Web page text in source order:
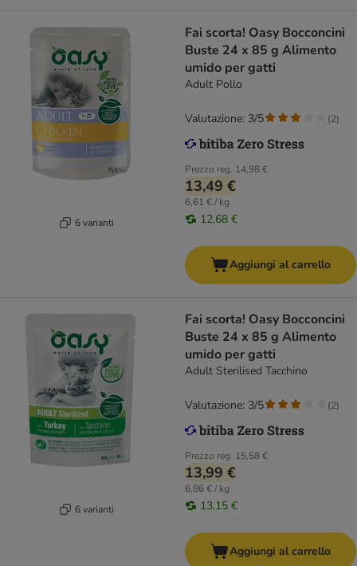
6 varianti
Fai scorta! Oasy Bocconcini
Buste 24 x 85 g Alimento
umido per gatti
Adult Pollo
Prezzo reg. 14,98 €
13,49 €
6,61 € / kg
12,68 €
Valutazione: 3/5 (2)
Aggiungi al carrello
6 varianti
Fai scorta! Oasy Bocconcini
Buste 24 x 85 g Alimento
umido per gatti
Adult Sterilised Tacchino
Prezzo reg. 15,58 €
13,99 €
6,86 € / kg
13,15 €
Valutazione: 3/5 (2)
Aggiungi al carrello